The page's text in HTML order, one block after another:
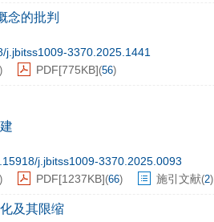
念的批判
j.jbitss1009-3370.2025.1441
) PDF[775KB](56)
j.jbitss1009-3370.2025.0093
) PDF[1237KB](66) 施引文献(2)
及其限缩